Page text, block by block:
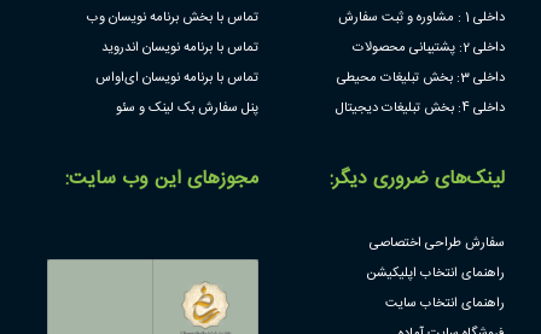
داخلی 1 : مشاوره و ثبت سفارش
داخلی 2: پشتیبانی محصولات
داخلی 3: بخش تبلیغات محیطی
داخلی 4: بخش تبلیغات دیجیتال
تماس با بخش برنامه نویسان وب
تماس با برنامه نویسان اندروید
تماس با برنامه نویسان ای‌او‌اس
پنل سفارش بک لینک و سئو
لینک‌های ضروری دیگر:
سفارش طراحی اختصاصی
راهنمای انتخاب اپلیکیشن
راهنمای انتخاب سایت
مجوز‌های این وب سایت: